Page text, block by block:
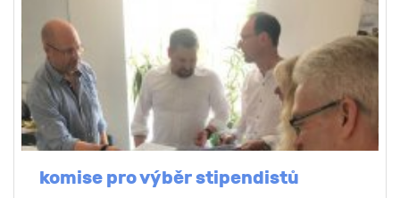
komise pro výběr stipendistů